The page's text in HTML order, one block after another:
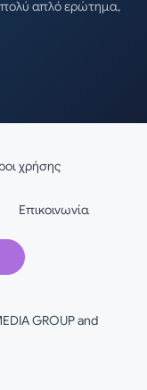
πολύ απλό ερώτημα,
GROUP and
χρήσης
Επικοινωνία